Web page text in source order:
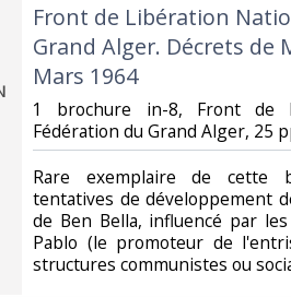
‎Front de Libération
Grand Alger. Décrets de
Mars 1964‎
‎1 brochure in-8, Front de
Fédération du Grand Alger, 25
‎Rare exemplaire de cette
tentatives de développement
de Ben Bella, influencé par
Pablo (le promoteur de
structures communistes ou